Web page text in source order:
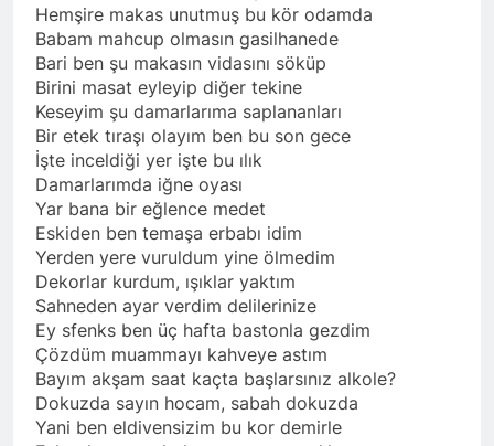
Hemşire makas unutmuş bu kör odamda
Babam mahcup olmasın gasilhanede
Bari ben şu makasın vidasını söküp
Birini masat eyleyip diğer tekine
Keseyim şu damarlarıma saplananları
Bir etek tıraşı olayım ben bu son gece
İşte inceldiği yer işte bu ılık
Damarlarımda iğne oyası
Yar bana bir eğlence medet
Eskiden ben temaşa erbabı idim
Yerden yere vuruldum yine ölmedim
Dekorlar kurdum, ışıklar yaktım
Sahneden ayar verdim delilerinize
Ey sfenks ben üç hafta bastonla gezdim
Çözdüm muammayı kahveye astım
Bayım akşam saat kaçta başlarsınız alkole?
Dokuzda sayın hocam, sabah dokuzda
Yani ben eldivensizim bu kor demirle